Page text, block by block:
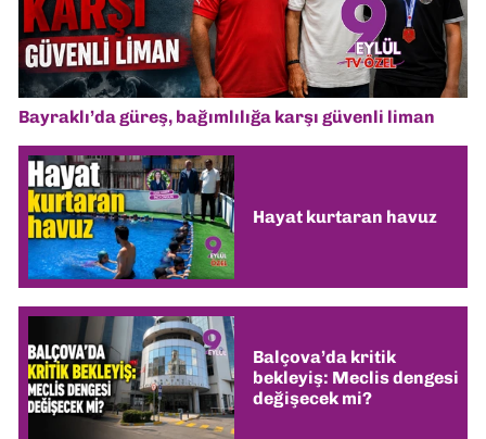
Bayraklı’da güreş, bağımlılığa karşı güvenli liman
Hayat kurtaran havuz
Balçova’da kritik
bekleyiş: Meclis dengesi
değişecek mi?